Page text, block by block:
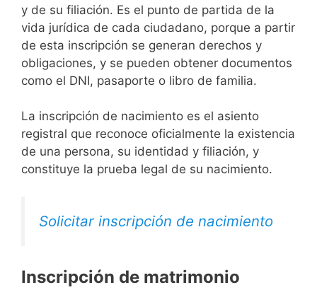
y de su filiación. Es el punto de partida de la
vida jurídica de cada ciudadano, porque a partir
de esta inscripción se generan derechos y
obligaciones, y se pueden obtener documentos
como el DNI, pasaporte o libro de familia.
La inscripción de nacimiento es el asiento
registral que reconoce oficialmente la existencia
de una persona, su identidad y filiación, y
constituye la prueba legal de su nacimiento.
Solicitar inscripción de nacimiento
Inscripción de matrimonio